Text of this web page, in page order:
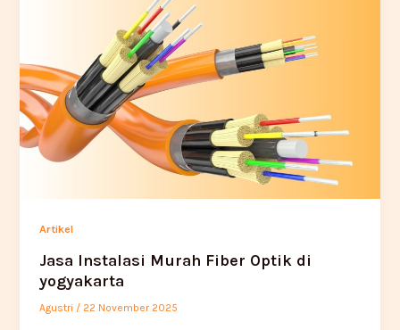
Artikel
Jasa Instalasi Murah Fiber Optik di
yogyakarta
Agustri / 22 November 2025